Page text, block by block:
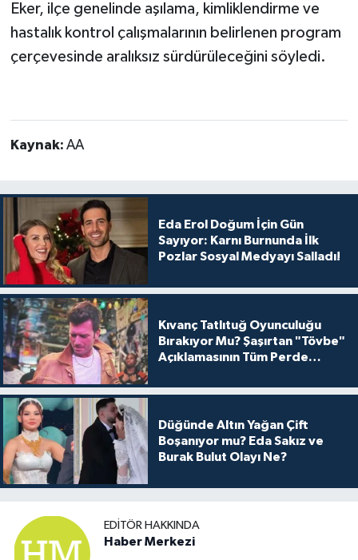
Eker, ilçe genelinde aşılama, kimliklendirme ve
hastalık kontrol çalışmalarının belirlenen program
çerçevesinde aralıksız sürdürüleceğini söyledi.
Kaynak: AA
Eda Erol Doğum İçin Gün
Sayıyor: Karnı Burnunda İlk
Pozlar Sosyal Medyayı Salladı!
Kıvanç Tatlıtuğ Oyunculuğu
Bırakıyor Mu? Şaşırtan "Tövbe"
Açıklamasının Tüm Perde
Düğünde Altın Yağan Çift
Boşanıyor mu? Eda Sakız ve
Burak Bulut Olayı Ne?
EDITÖR HAKKINDA
Haber Merkezi